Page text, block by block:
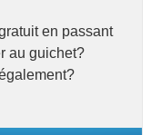
en passant
au guichet?